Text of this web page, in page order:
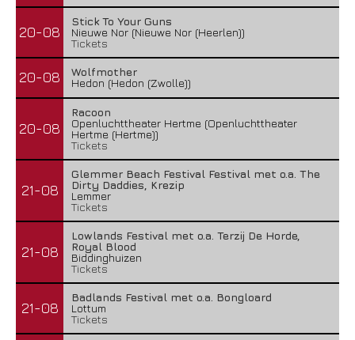
20-08
Stick To Your Guns
Nieuwe Nor (Nieuwe Nor (Heerlen))
Tickets
20-08
Wolfmother
Hedon (Hedon (Zwolle))
20-08
Racoon
Openluchttheater Hertme (Openluchttheater
Hertme (Hertme))
Tickets
21-08
Glemmer Beach Festival Festival met o.a. The
Dirty Daddies, Krezip
Lemmer
Tickets
21-08
Lowlands Festival met o.a. Terzij De Horde,
Royal Blood
Biddinghuizen
Tickets
21-08
Badlands Festival met o.a. Bongloard
Lottum
Tickets